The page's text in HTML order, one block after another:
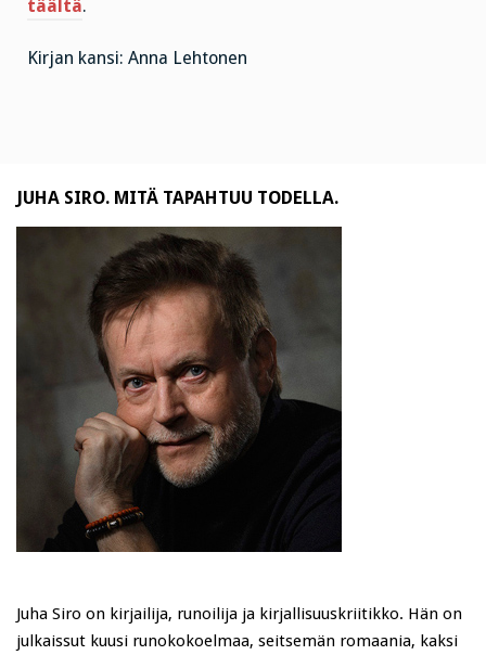
täältä.
Kirjan kansi: Anna Lehtonen
JUHA SIRO. MITÄ TAPAHTUU TODELLA.
Juha Siro on kirjailija, runoilija ja kirjallisuuskriitikko. Hän on
julkaissut kuusi runokokoelmaa, seitsemän romaania, kaksi